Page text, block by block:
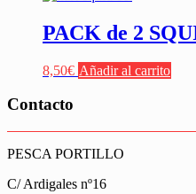
PACK de 2
8,50€ Añadir al carrito
Contacto
PESCA PORTILLO
C/ Ardigales nº16